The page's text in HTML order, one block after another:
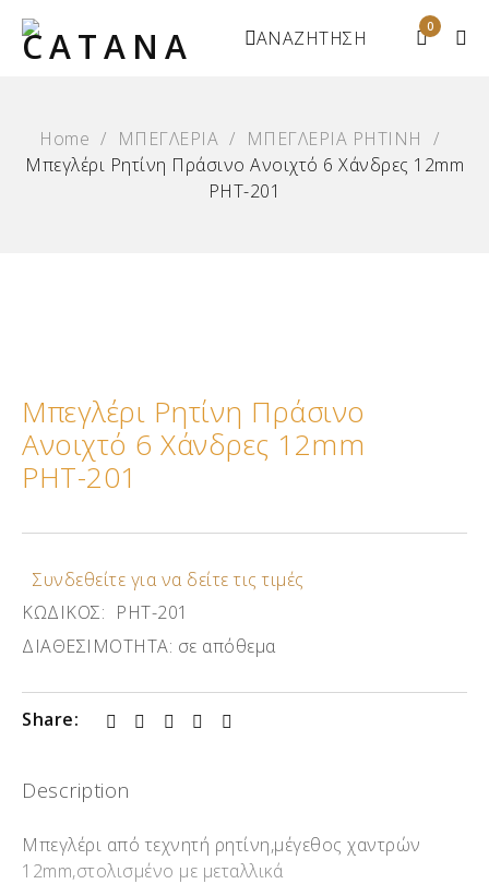
0
ΑΝΑΖΗΤΗΣΗ
Home / ΜΠΕΓΛΕΡΙΑ / ΜΠΕΓΛΕΡΙΑ ΡΗΤΙΝΗ /
Μπεγλέρι Ρητίνη Πράσινο Ανοιχτό 6 Χάνδρες 12mm
ΡΗΤ-201
Μπεγλέρι Ρητίνη Πράσινο
Ανοιχτό 6 Χάνδρες 12mm
ΡΗΤ-201
Συνδεθείτε για να δείτε τις τιμές
ΚΩΔΙΚΟΣ: ΡΗΤ-201
ΔΙΑΘΕΣΙΜΟΤΗΤΑ: σε απόθεμα
Share:
Description
Μπεγλέρι από τεχνητή ρητίνη,μέγεθος χαντρών
12mm,στολισμένο με μεταλλικά